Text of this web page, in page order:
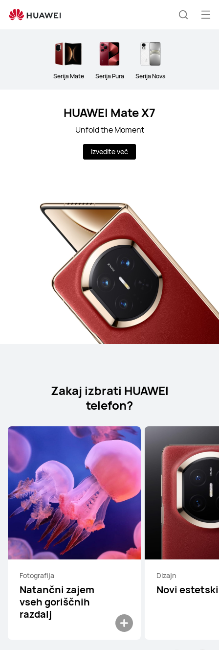
Serija Mate Serija Pura Serija Nova
HUAWEI Mate X7
Unfold the Moment
Izvedite več
Zakaj izbrati HUAWEI
telefon?
Fotografija
Natančni zajem
vseh goriščnih
razdalj
Dizajn
Novi